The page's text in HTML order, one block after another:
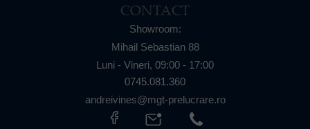
CONTACT
Showroom:
Mihail Sebastian 88
Luni - Vineri, 09:00 - 17:00
0745.081.360
andreivines@mgt-prelucrare.ro